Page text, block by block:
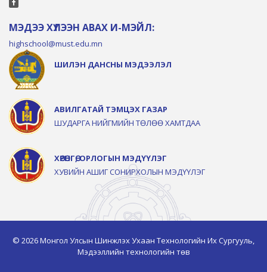
МЭДЭЭ ХҮЛЭЭН АВАХ И-МЭЙЛ:
highschool@must.edu.mn
ШИЛЭН ДАНСНЫ МЭДЭЭЛЭЛ
АВИЛГАТАЙ ТЭМЦЭХ ГАЗАР
ШУДАРГА НИЙГМИЙН ТӨЛӨӨ ХАМТДАА
ХӨРӨНГӨ, ОРЛОГЫН МЭДҮҮЛЭГ
ХУВИЙН АШИГ СОНИРХОЛЫН МЭДҮҮЛЭГ
© 2026 Монгол Улсын Шинжлэх Ухаан Технологийн Их Сургууль,
Мэдээллийн технологийн төв